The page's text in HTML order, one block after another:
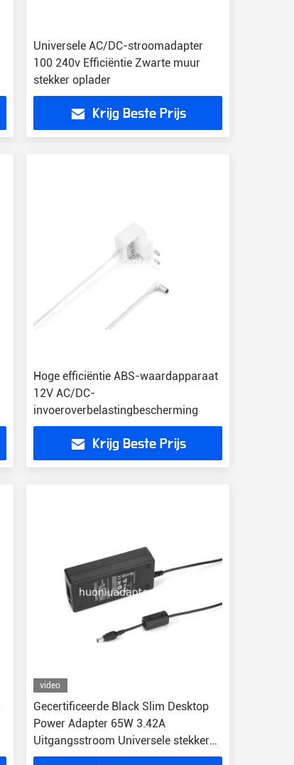
Universele AC/DC-stroomadapter
100 240v Efficiëntie Zwarte muur
stekker oplader
Krijg Beste Prijs
Hoge efficiëntie ABS-waardapparaat
12V AC/DC-
invoeroverbelastingbescherming
Krijg Beste Prijs
video
Gecertificeerde Black Slim Desktop
Power Adapter 65W 3.42A
Uitgangsstroom Universele stekker
Type